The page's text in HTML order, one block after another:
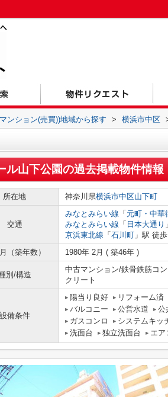
ンション(売買))地域から探す > 横浜市中区
ル山下公園の過去掲載物件情報
所在地 神奈川県横浜市中区山下町
交通
みなとみらい線 「 元町・中華
みなとみらい線 「 日本大通り
京浜東北線 「 石川町 」駅 徒
（築年数）
1980年 2月 ( 築46年 )
別/構造
中古マンション/鉄骨鉄筋コン
クリート
設備条件
陽当り良好 リフォーム済
バルコニー
公営水道 公
ガスコンロ
システムキッ
洗面台
独立洗面台 エア